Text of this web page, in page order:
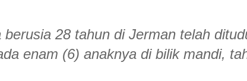
berusia 28 tahun di Jerman telah
enam (6) anaknya di bilik mandi,